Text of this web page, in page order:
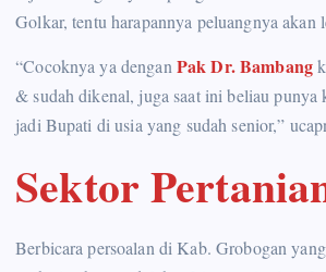
Golkar, tentu harapannya peluangnya akan
“Cocoknya ya denganPak Dr. Bambang
& sudah dikenal, juga saat ini beliau punya
jadi Bupati di usia yang sudah senior,”
Sektor
Berbicara persoalan di Kab. Grobogan